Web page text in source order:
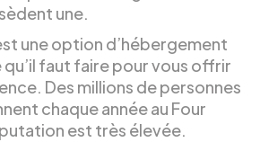
une.
une option d’hébergement
qu’il faut faire pour vous offrir
Des millions de personnes
chaque année au Four
est très élevée.